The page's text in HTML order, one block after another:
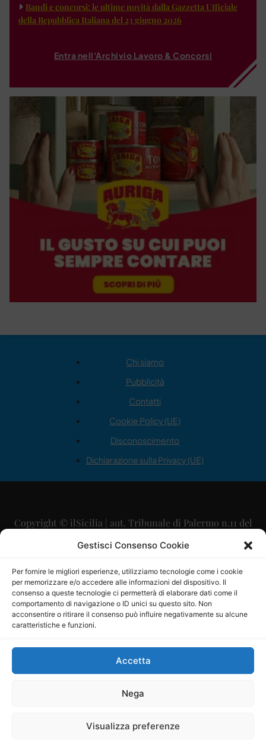
Gestisci Consenso Cookie
Per fornire le migliori esperienze, utilizziamo tecnologie come i cookie
per memorizzare e/o accedere alle informazioni del dispositivo. Il
consenso a queste tecnologie ci permetterà di elaborare dati come il
comportamento di navigazione o ID unici su questo sito. Non
acconsentire o ritirare il consenso può influire negativamente su alcune
caratteristiche e funzioni.
Accetta
Nega
Visualizza preferenze
Bandi e concorsi: le ultime novità dalla Gazzetta Ufficiale
della Repubblica Italiana del 23 giugno 2026
Entra nell'Archivio Lavoro & Concorsi
Chi siamo
Pubblicità
Contatti
Cookie Policy (UE)
Disconoscimento
Dichiarazione sulla Privacy (UE)
Copyright © ilSicilia | aut. Tribunale di Palermo n.11 del
29/09/2015
Direttore Editoriale: Maurizio Scaglione
Direttore Responsabile: Maria Calabrese
P.IVA: 06334930820
Mercurio Comunicazione Società Cooperativa a r.l. è
iscritta al Registro degli Operatori di Comunicazione al
Sito gestito daLa Digitale srl–info@ladigitale.it